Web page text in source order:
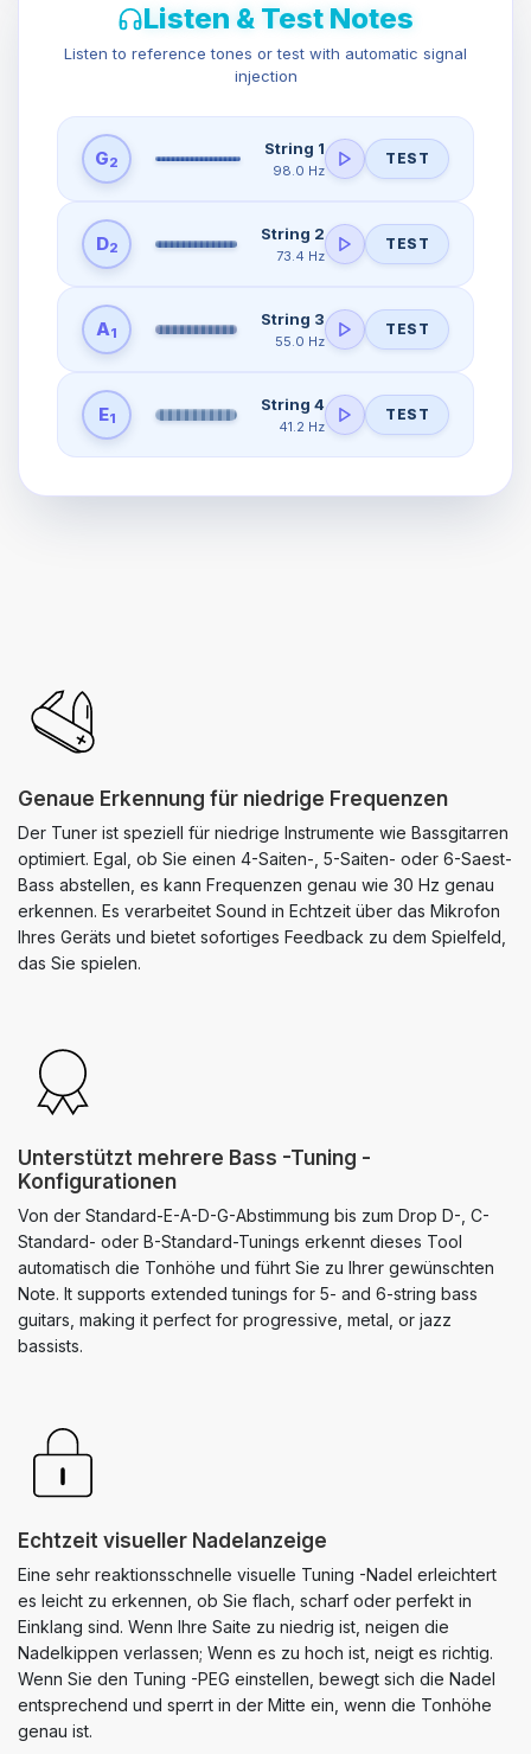
Listen & Test Notes
Listen to reference tones or test with automatic signal
injection
G2
String 1
98.0 Hz
TEST
D2
String 2
73.4 Hz
TEST
A1
String 3
55.0 Hz
TEST
E1
String 4
41.2 Hz
TEST
Genaue Erkennung für niedrige Frequenzen
Der Tuner ist speziell für niedrige Instrumente wie Bassgitarren
optimiert. Egal, ob Sie einen 4-Saiten-, 5-Saiten- oder 6-Saest-
Bass abstellen, es kann Frequenzen genau wie 30 Hz genau
erkennen. Es verarbeitet Sound in Echtzeit über das Mikrofon
Ihres Geräts und bietet sofortiges Feedback zu dem Spielfeld,
das Sie spielen.
Unterstützt mehrere Bass -Tuning -
Konfigurationen
Von der Standard-E-A-D-G-Abstimmung bis zum Drop D-, C-
Standard- oder B-Standard-Tunings erkennt dieses Tool
automatisch die Tonhöhe und führt Sie zu Ihrer gewünschten
Note. It supports extended tunings for 5- and 6-string bass
guitars, making it perfect for progressive, metal, or jazz
bassists.
Echtzeit visueller Nadelanzeige
Eine sehr reaktionsschnelle visuelle Tuning -Nadel erleichtert
es leicht zu erkennen, ob Sie flach, scharf oder perfekt in
Einklang sind. Wenn Ihre Saite zu niedrig ist, neigen die
Nadelkippen verlassen; Wenn es zu hoch ist, neigt es richtig.
Wenn Sie den Tuning -PEG einstellen, bewegt sich die Nadel
entsprechend und sperrt in der Mitte ein, wenn die Tonhöhe
genau ist.